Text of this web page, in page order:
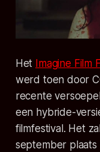
Het Imagine Film
werd toen door
recente
een hybride-
filmfestival. Het
september plaats